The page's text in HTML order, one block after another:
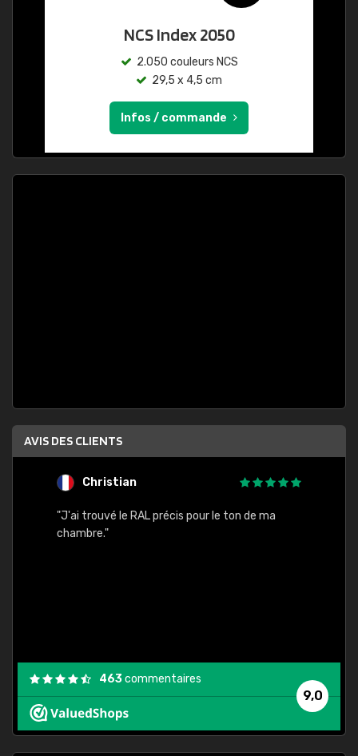
NCS Index 2050
2.050 couleurs NCS
29,5 x 4,5 cm
Infos / commande
AVIS DES CLIENTS
Christian
"J'ai trouvé le RAL précis pour le ton de ma
chambre."
9,0
463commentaires